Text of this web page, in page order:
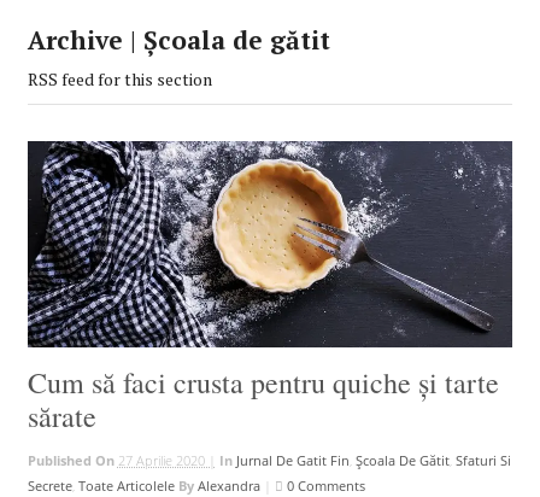
Archive | Școala de gătit
RSS feed for this section
Cum să faci crusta pentru quiche și tarte
sărate
Published On 27 Aprilie 2020 | In Jurnal De Gatit Fin, Școala De Gătit, Sfaturi Si
Secrete, Toate Articolele By Alexandra| 0 Comments